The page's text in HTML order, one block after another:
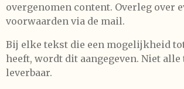
overgenomen content. Overleg over
voorwaarden via de mail.
Bij elke tekst die een mogelijkheid
heeft, wordt dit aangegeven. Niet
leverbaar.